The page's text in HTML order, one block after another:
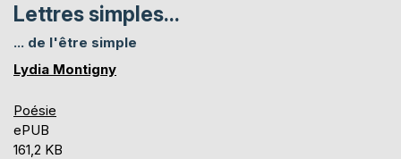
Lettres simples...
... de l'être simple
Lydia Montigny
Poésie
ePUB
161,2 KB